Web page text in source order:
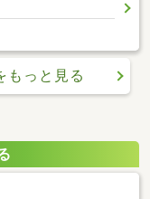
もっと見る